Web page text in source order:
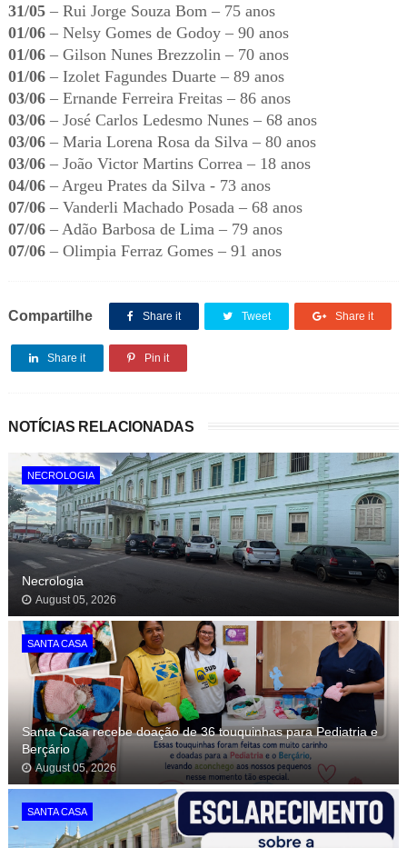
31/05 – Rui Jorge Souza Bom – 75 anos
01/06 – Nelsy Gomes de Godoy – 90 anos
01/06 – Gilson Nunes Brezzolin – 70 anos
01/06– Izolet Fagundes Duarte – 89 anos
03/06 – Ernande Ferreira Freitas – 86 anos
03/06– José Carlos Ledesmo Nunes – 68 anos
03/06 – Maria Lorena Rosa da Silva – 80 anos
03/06 – João Victor Martins Correa – 18 anos
04/06– Argeu Prates da Silva - 73 anos
07/06– Vanderli Machado Posada – 68 anos
07/06– Adão Barbosa de Lima – 79 anos
07/06 – Olimpia Ferraz Gomes – 91 anos
Compartilhe Share it Tweet Share it
Share it Pin it
NOTÍCIAS RELACIONADAS
NECROLOGIA
Necrologia
August 05, 2026
SANTA CASA
Santa Casa recebe doação de 36 touquinhas para Pediatria e
Berçário
August 05, 2026
SANTA CASA